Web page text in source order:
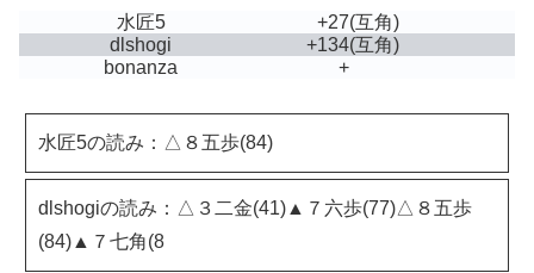
水匠5 +27(互角)
dlshogi
+134(互角)
bonanza
+
水匠5の読み：△８五歩(84)
dlshogiの読み：△３二金(41)▲７六歩(77)△８五歩
(84)▲７七角(8